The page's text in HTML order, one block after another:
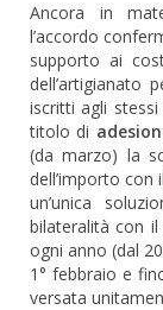
Ancora in
l’accordo
supporto ai
dell’artigianato
iscritti agli
titolo di
(da marzo) la
dell’importo con
un’unica
bilateralità con
ogni anno (dal
1° febbraio e
versata